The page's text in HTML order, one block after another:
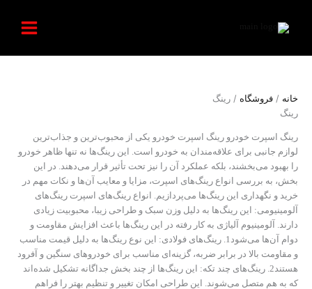
خانه / فروشگاه / رینگ
رینگ
رینگ اسپرت خودرو رینگ اسپرت خودرو یکی از محبوب‌ترین و جذاب‌ترین
لوازم جانبی برای علاقه‌مندان به خودرو است. این رینگ‌ها نه تنها ظاهر خودرو
را بهبود می‌بخشند، بلکه عملکرد آن را نیز تحت تأثیر قرار می‌دهند. در این
بخش، به بررسی انواع رینگ‌های اسپرت، مزایا و معایب آن‌ها و نکات مهم در
خرید و نگهداری این رینگ‌ها می‌پردازیم. انواع رینگ‌های اسپرت رینگ‌های
آلومینیومی: این رینگ‌ها به دلیل وزن سبک و طراحی زیبا، محبوبیت زیادی
دارند. آلومینیوم آلیاژی به کار رفته در این رینگ‌ها باعث افزایش مقاومت و
دوام آن‌ها می‌شود1. رینگ‌های فولادی: این نوع رینگ‌ها به دلیل قیمت مناسب
و مقاومت بالا در برابر ضربه، گزینه‌ای مناسب برای خودروهای سنگین و آفرود
هستند2. رینگ‌های چند تکه: این رینگ‌ها از چند بخش جداگانه تشکیل شده‌اند
که به هم متصل می‌شوند. این طراحی امکان تغییر و تنظیم بهتر را فراهم